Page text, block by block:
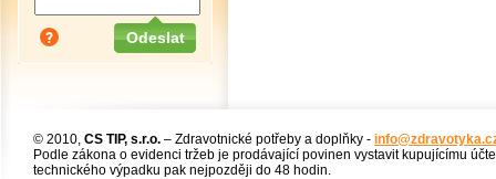
© 2010, CS TIP, s.r.o. – Zdravotnické potřeby a doplňky -
Podle zákona o evidenci tržeb je prodávající povinen vystavit kupujícímu
technického výpadku pak nejpozději do 48 hodin.